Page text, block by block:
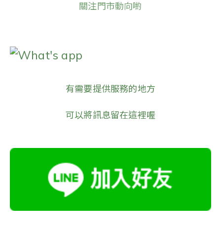
關注門市動向喲
What's app
有需要提供服務的地方
可以將訊息留在這裡喔